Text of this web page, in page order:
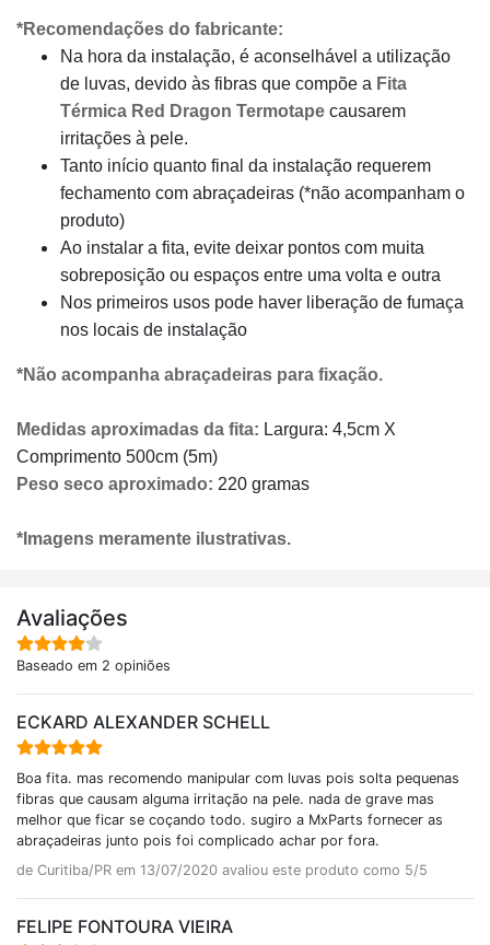
*Recomendações do fabricante:
Na hora da instalação, é aconselhável a utilização
de luvas, devido às fibras que compõe a Fita
Térmica Red Dragon Termotape causarem
irritações à pele.
Tanto início quanto final da instalação requerem
fechamento com abraçadeiras (*não acompanham o
produto)
Ao instalar a fita, evite deixar pontos com muita
sobreposição ou espaços entre uma volta e outra
Nos primeiros usos pode haver liberação de fumaça
nos locais de instalação
*Não acompanha abraçadeiras para fixação.
Medidas aproximadas da fita: Largura: 4,5cm X
Comprimento 500cm (5m)
Peso seco aproximado: 220 gramas
*Imagens meramente ilustrativas.
Avaliações
Baseado em 2 opiniões
ECKARD ALEXANDER SCHELL
Boa fita. mas recomendo manipular com luvas pois solta pequenas
fibras que causam alguma irritação na pele. nada de grave mas
melhor que ficar se coçando todo. sugiro a MxParts fornecer as
abraçadeiras junto pois foi complicado achar por fora.
de Curitiba/PR em 13/07/2020 avaliou este produto como 5/5
FELIPE FONTOURA VIEIRA